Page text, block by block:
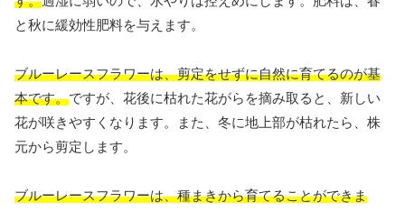
と秋に緩効性肥料を与えます。
ブルーレースフラワーは、剪定をせずに自然に育てるのが基
本です。ですが、花後に枯れた花がらを摘み取ると、新しい
花が咲きやすくなります。また、冬に地上部が枯れたら、株
元から剪定します。
ブルーレースフラワーは、種まきから育てることができま